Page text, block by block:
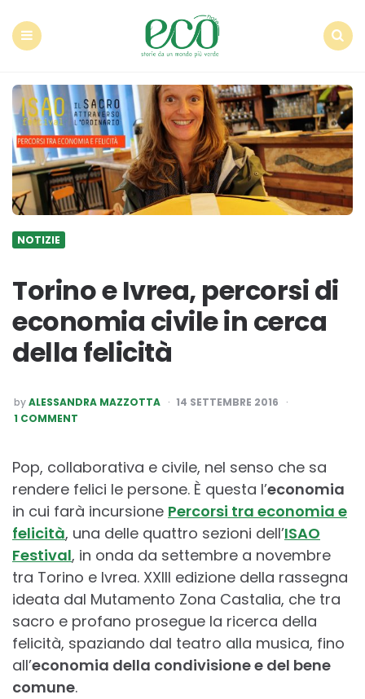
NOTIZIE
Torino e Ivrea, percorsi di
economia civile in cerca
della felicità
POSTED
BY
byALESSANDRA MAZZOTTA
14 SETTEMBRE 2016
1 COMMENT
Pop, collaborativa e civile, nel senso che sa
rendere felici le persone. È questa l’economia
in cui farà incursione Percorsi tra economia e
felicità, una delle quattro sezioni dell’ISAO
Festival, in onda da settembre a novembre
tra Torino e Ivrea. XXIII edizione della rassegna
ideata dal Mutamento Zona Castalia, che tra
sacro e profano prosegue la ricerca della
felicità, spaziando dal teatro alla musica, fino
all’economia della condivisione e del bene
comune.